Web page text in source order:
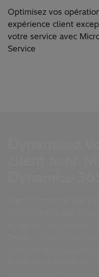
Optimisez vos
expérience client
votre service avec
Service